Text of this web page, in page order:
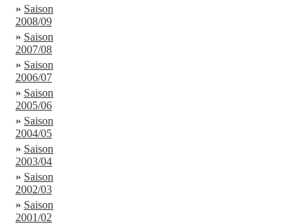
» Saison
2008/09
» Saison
2007/08
» Saison
2006/07
» Saison
2005/06
» Saison
2004/05
» Saison
2003/04
» Saison
2002/03
» Saison
2001/02